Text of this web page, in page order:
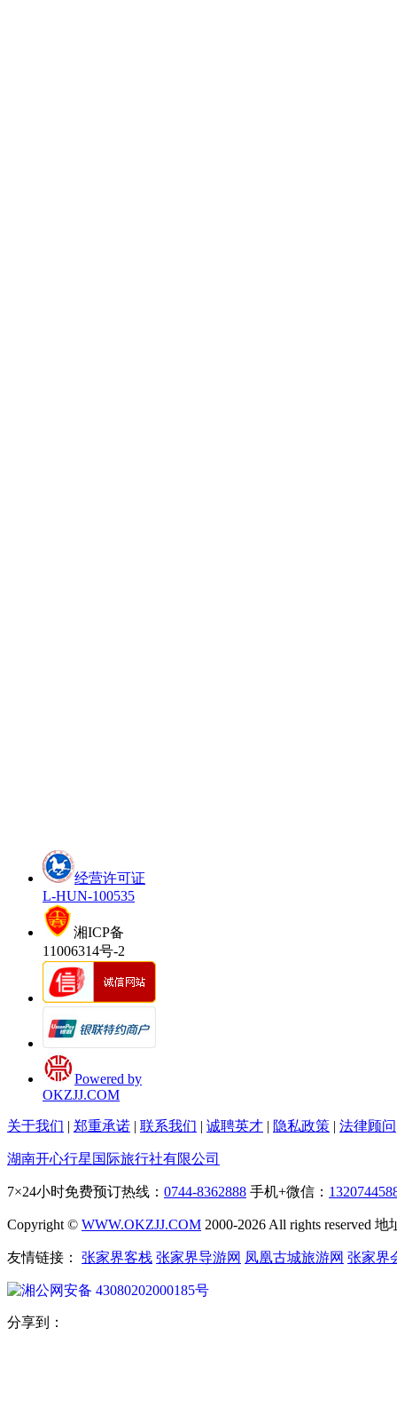
经营许可证
L-HUN-100535
湘ICP备
11006314号-2
Powered by
OKZJJ.COM
关于我们 | 郑重承诺 | 联系我们 | 诚聘英才 | 隐私政策 | 法律顾问
湖南开心行星国际旅行社有限公司
7×24小时免费预订热线： 0744-8362888 手机+微信：
Copyright © WWW.OKZJJ.COM 2000-2026 All rights reserved
友情链接： 张家界客栈 张家界导游网 凤凰古城旅游网 张家界
湘公网安备 43080202000185号
分享到：